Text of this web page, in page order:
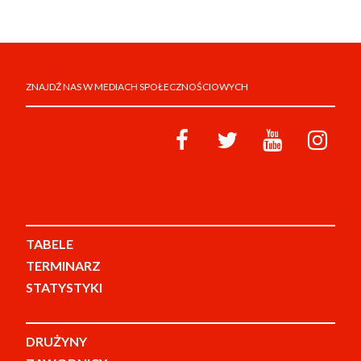
ZNAJDŹ NAS W MEDIACH SPOŁECZNOŚCIOWYCH
TABELE
TERMINARZ
STATYSTYKI
DRUŻYNY